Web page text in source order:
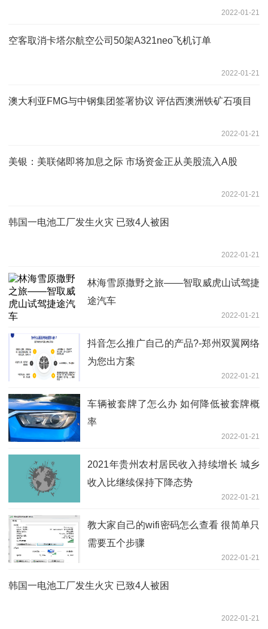
2022-01-21
空客取消卡塔尔航空公司50架A321neo飞机订单
2022-01-21
澳大利亚FMG与中钢集团签署协议 评估西澳洲铁矿石项目
2022-01-21
美银：美联储即将加息之际 市场资金正从美股流入A股
2022-01-21
韩国一电池工厂发生火灾 已致4人被困
2022-01-21
林海雪原撒野之旅——智取威虎山试驾捷
途汽车
2022-01-21
抖音怎么推广自己的产品?-郑州双翼网络
为您出方案
2022-01-21
车辆被套牌了怎么办 如何降低被套牌概
率
2022-01-21
2021年贵州农村居民收入持续增长 城乡
收入比继续保持下降态势
2022-01-21
教大家自己的wifi密码怎么查看 很简单只
需要五个步骤
2022-01-21
韩国一电池工厂发生火灾 已致4人被困
2022-01-21